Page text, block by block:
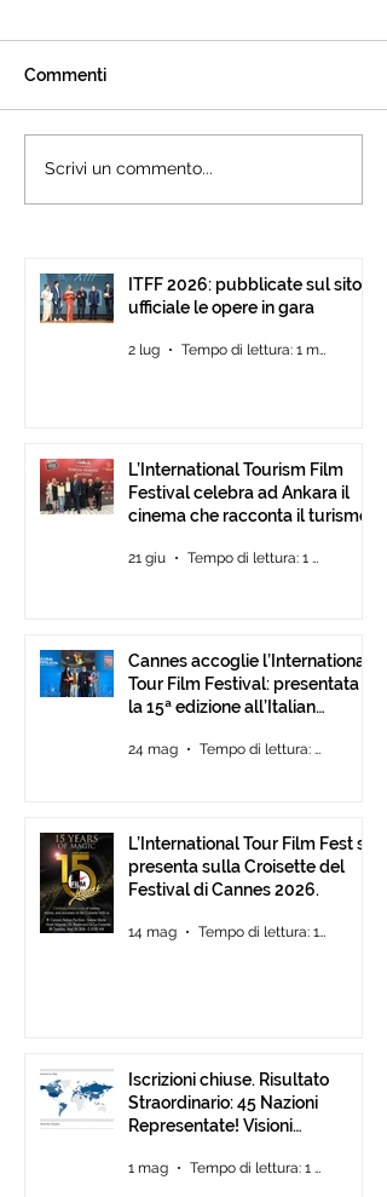
L’International Tourism
Commenti
Scrivi un commento...
ITFF 2026: pubblicate sul sito
ufficiale le opere in gara
2 lug Tempo di lettura: 1 min
L’International Tourism Film
Festival celebra ad Ankara il
cinema che racconta il turismo.
21 giu Tempo di lettura: 1 min
Cannes accoglie l’International
Tour Film Festival: presentata
la 15ª edizione all’Italian
24 mag Tempo di lettura: 2 min
L’International Tour Film Fest si
presenta sulla Croisette del
Festival di Cannes 2026.
14 mag Tempo di lettura: 1 min
Iscrizioni chiuse. Risultato
Straordinario: 45 Nazioni
Representate! Visioni
Fino al 30 Giugno
1 mag Tempo di lettura: 1 min